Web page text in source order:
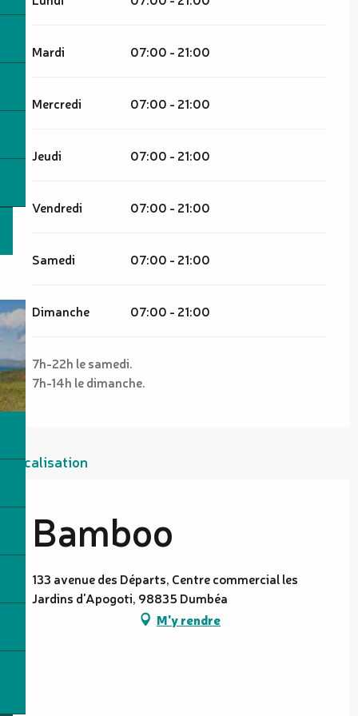
Mardi 07:00 - 21:00
Mercredi 07:00 - 21:00
Jeudi 07:00 - 21:00
Vendredi 07:00 - 21:00
Samedi 07:00 - 21:00
Dimanche 07:00 - 21:00
7h-22h le samedi.
7h-14h le dimanche.
Localisation
Bamboo
133 avenue des Départs, Centre commercial les
Jardins d'Apogoti, 98835 Dumbéa
M'y rendre